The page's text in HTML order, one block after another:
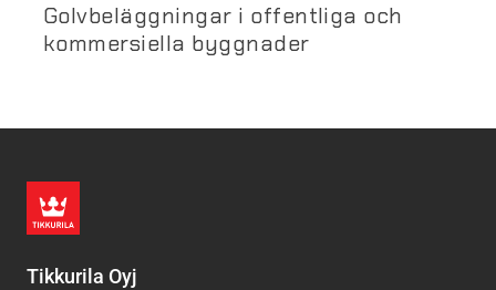
Golvbeläggningar i offentliga och
kommersiella byggnader
Tikkurila Oyj